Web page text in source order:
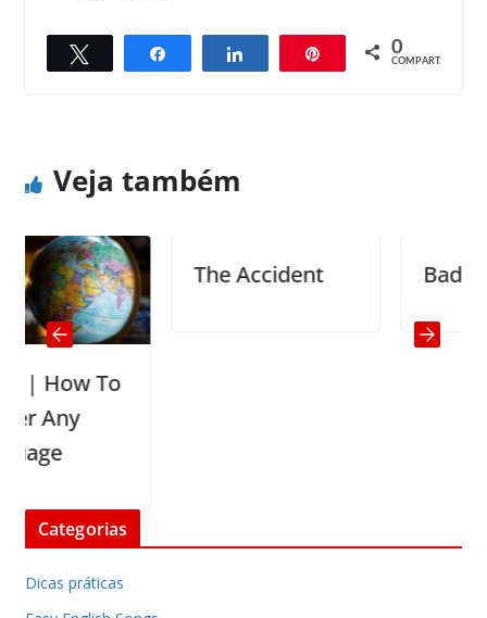
Compartilhar Compartilhar 0
COMPART.
← Previous
Next →
Veja também
To
The Accident Bad news
Categorias
Dicas práticas